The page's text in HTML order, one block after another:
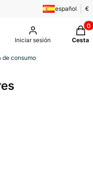
español €
Iniciar sesión Cesta
de consumo